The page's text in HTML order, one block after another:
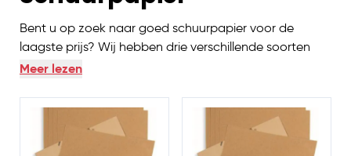
Bent u op zoek naar goed schuurpapier voor de
laagste prijs? Wij hebben drie verschillende soorten
schuurpapier in ons assortiment. Het verschil tussen de
korrelgrootte. De drie soorten schuurpapier die wij
hebben zijn fijn, middel en grof. Zo heeft u altijd het
juiste schuurpapier.
Meer lezen